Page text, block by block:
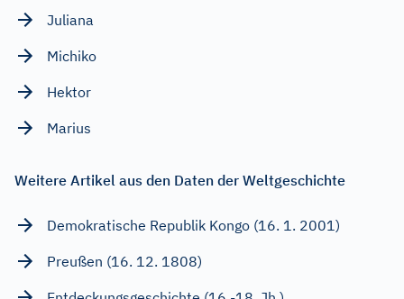
Juliana
Michiko
Hektor
Marius
Weitere Artikel aus den Daten der Weltgeschichte
Demokratische Republik Kongo (16. 1. 2001)
Preußen (16. 12. 1808)